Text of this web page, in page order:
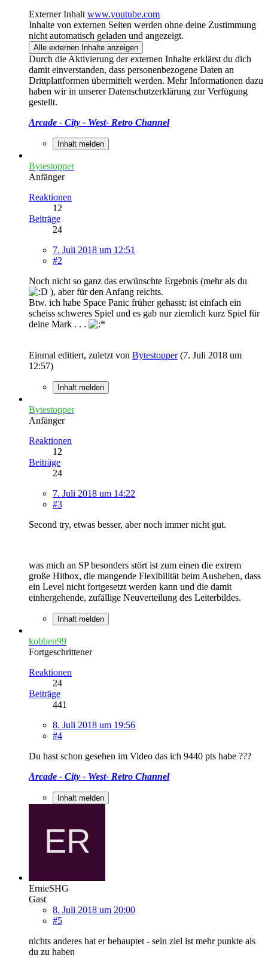
Externer Inhalt www.youtube.com
Inhalte von externen Seiten werden ohne deine Zustimmung
nicht automatisch geladen und angezeigt.
Alle externen Inhalte anzeigen
Durch die Aktivierung der externen Inhalte erklärst du dich
damit einverstanden, dass personenbezogene Daten an
Drittplattformen übermittelt werden. Mehr Informationen dazu
haben wir in unserer Datenschutzerklärung zur Verfügung
gestellt.
Arcade - City - West- Retro Channel
Inhalt melden
Bytestopper
Anfänger
Reaktionen
12
Beiträge
24
7. Juli 2018 um 12:51
#2
Noch nicht so ganz das erwünschte Ergebnis (mehr als du
), aber für den Anfang reichts.
Btw. ich habe Space Panic früher gehasst; ist einfach ein
scheiss schweres Spiel und es gab nur ziemlich kurz Spiel für
deine Mark . . .
Einmal editiert, zuletzt von Bytestopper(7. Juli 2018 um
12:57)
Inhalt melden
Bytestopper
Anfänger
Reaktionen
12
Beiträge
24
7. Juli 2018 um 14:22
#3
Second try, etwas besser, aber noch immer nicht gut.
was mich an SP besonders stört ist zum einen die extrem
große Hitbox, die mangende Flexibilität beim Ausheben, dass
ein Level nicht fortgesetzt werden kann und die damit
einhergehende, zufällige Neuverteilung des Leiterbildes.
Inhalt melden
kobben99
Fortgeschrittener
Reaktionen
24
Beiträge
441
8. Juli 2018 um 19:56
#4
Du hast schon gesehen im Video das ich 9440 pts habe ???
Arcade - City - West- Retro Channel
Inhalt melden
ErnieSHG
Gast
8. Juli 2018 um 20:00
#5
nichts anderes hat er behauptet - sein ziel ist mehr punkte als
du zu haben